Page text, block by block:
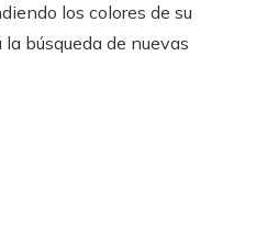
los colores de su
búsqueda de nuevas